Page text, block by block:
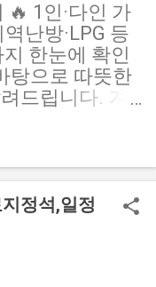
1인·다인 가
난방·LPG 등
한눈에 확인
탕으로 따뜻한
드립니다. 겨
도에 관심이 높
가구로 살면
지 바우처’
됐습니다. 이번
급 시기 를
완벽히 정리
정석,일정